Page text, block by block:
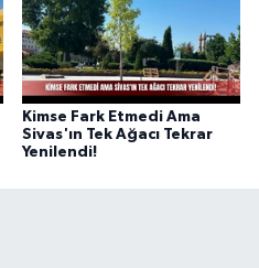
Kimse Fark Etmedi Ama
Sivas'ın Tek Ağacı Tekrar
Yenilendi!